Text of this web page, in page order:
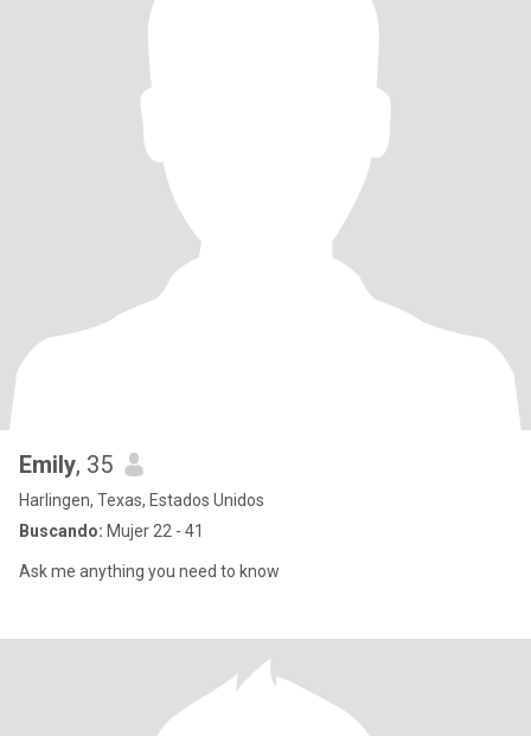
Emily, 35
Harlingen, Texas, Estados Unidos
Buscando: Mujer 22 - 41
Ask me anything you need to know